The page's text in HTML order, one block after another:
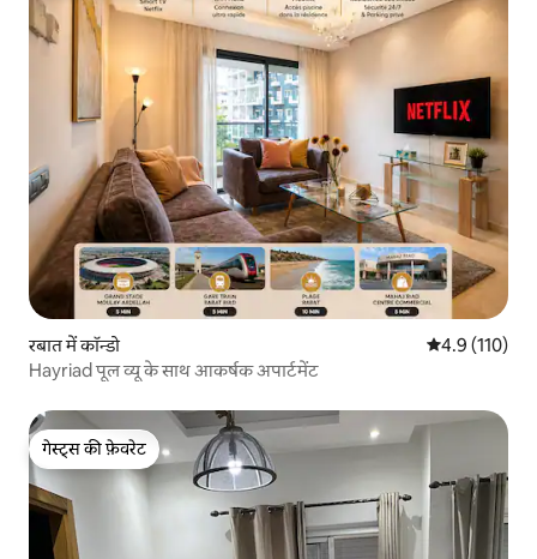
रबात में कॉन्डो औसत रेटिंग 5 में
4.9 (110)
Hayriad पूल व्यू के साथ आकर्षक अपार्टमेंट
गेस्ट्स की फ़ेवरेट
गेस्ट्स की फ़ेवरेट